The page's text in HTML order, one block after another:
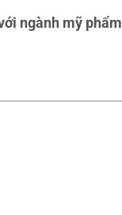
ngành mỹ phẩm